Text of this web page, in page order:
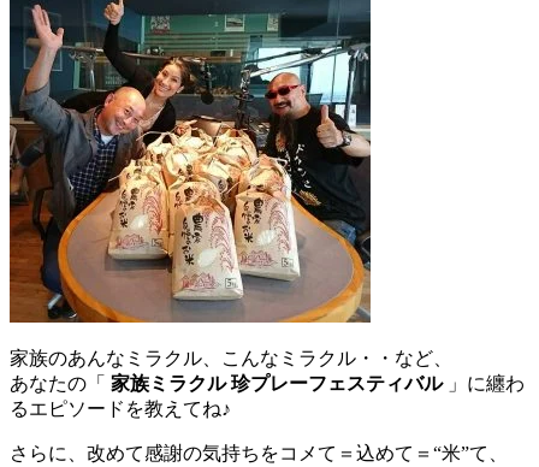
家族のあんなミラクル、こんなミラクル・・など、
あなたの「 家族ミラクル 珍プレーフェスティバル 」に纏わ
るエピソードを教えてね♪
さらに、改めて感謝の気持ちをコメて＝込めて＝“米”て、